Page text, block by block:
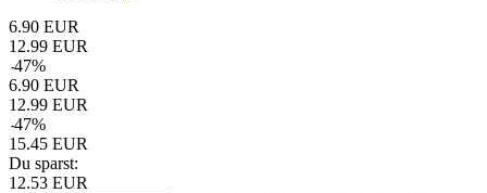
6.90 EUR
12.99 EUR
-47%
6.90 EUR
12.99 EUR
-47%
15.45 EUR
Du sparst:
12.53 EUR